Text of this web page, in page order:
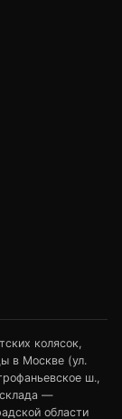
колясок,
в Москве (ул.
ш.,
—
области